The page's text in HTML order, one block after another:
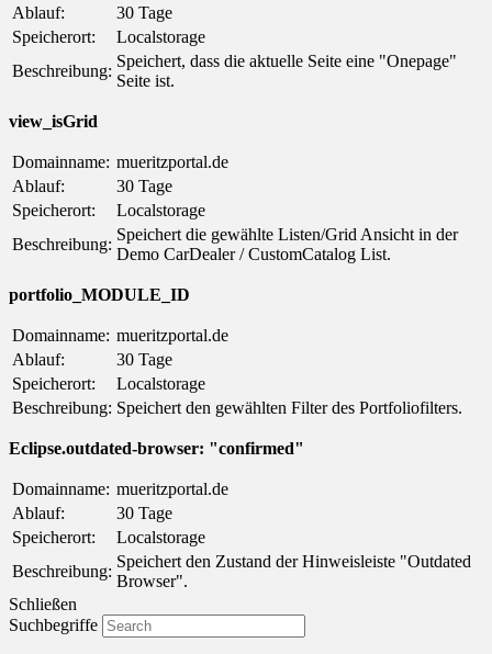
Ablauf:
30 Tage
Speicherort:
Localstorage
Beschreibung:
Speichert, dass die aktuelle Seite eine "Onepage"
Seite ist.
view_isGrid
Domainname: mueritzportal.de
Ablauf:
30 Tage
Speicherort:
Localstorage
Beschreibung:
Speichert die gewählte Listen/Grid Ansicht in der
Demo CarDealer / CustomCatalog List.
portfolio_MODULE_ID
Domainname: mueritzportal.de
Ablauf:
30 Tage
Speicherort:
Localstorage
Beschreibung: Speichert den gewählten Filter des Portfoliofilters.
Eclipse.outdated-browser: "confirmed"
Domainname: mueritzportal.de
Ablauf:
30 Tage
Speicherort:
Localstorage
Beschreibung:
Speichert den Zustand der Hinweisleiste "Outdated
Browser".
Schließen
Suchbegriffe